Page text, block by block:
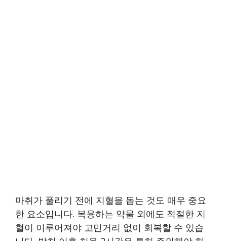
마취가 풀리기 전에 지혈을 돕는 것도 매우 중요
한 요소입니다. 복용하는 약물 외에도 적절한 지
혈이 이루어져야 고민거리 없이 회복할 수 있습